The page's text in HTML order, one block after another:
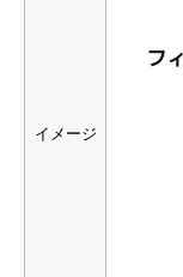
イメージ